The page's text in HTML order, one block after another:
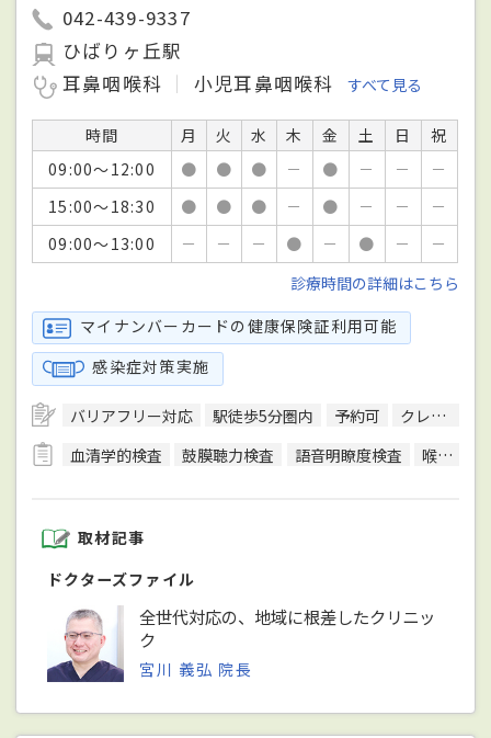
042-439-9337
ひばりヶ丘駅
耳鼻咽喉科
小児耳鼻咽喉科 すべて見る
時間 月 火 水 木 金 土 日
祝
09:00～12:00
● ● ● － ● － －
－
15:00～18:30
● ● ● － ● － －
－
09:00～13:00
－ － － ● － ● －
－
診療時間の詳細はこちら
マイナンバーカードの健康保険証利用可能
感染症対策実施
バリアフリー対応 駅徒歩5分圏内 予約可
クレジットカード対応
血清学的検査
鼓膜聴力検査 語音明瞭度検査 喉頭鏡検査
取材記事
ドクターズファイル
全世代対応の、地域に根差したクリニッ
ク
宮川 義弘 院長